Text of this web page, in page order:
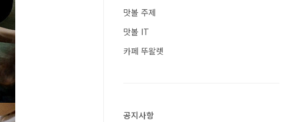
맛볼 주제
맛볼 IT
카페 뚜왈렛
공지사항